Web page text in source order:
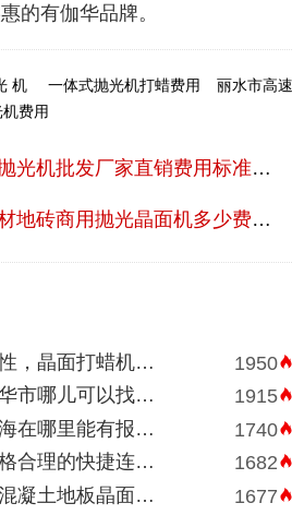
的有伽华品牌。
机 一体式抛光机打蜡费用
丽水市高速
费用
机批发厂家直销费用标准多少？
地砖商用抛光晶面机多少费用？
报价对决质量和便捷性，晶面打蜡机河南挑选需明智判断 1950
智能晶面机厂家，金华市哪儿可以找到价格表合理水磨石晶面机？ 1915
瓷砖抛光机晶面，上海在哪里能有报价合理高速晶面机？ 1740
广东步梯晶面机，价格合理的快捷连锁酒店水磨石晶面机 1682
性价比新评级：东莞混凝土地板晶面机的性能和耐久性胜于低廉价格表 1677